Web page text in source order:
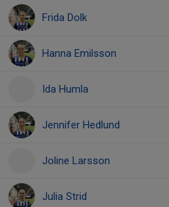
Frida Dolk
Hanna Emilsson
Ida Humla
Jennifer Hedlund
Joline Larsson
Julia Strid